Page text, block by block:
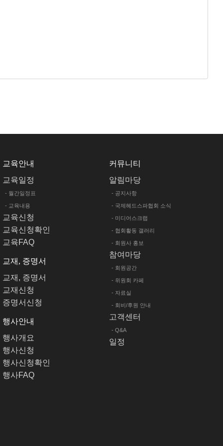
교육안내
교육일정
- 월간일정표
- 교육내용
교육신청
교육신청확인
교육FAQ
교재, 증명서
교재, 증명서
교재신청
증명서신청
행사안내
행사개요
행사신청
행사신청확인
행사FAQ
커뮤니티
알림마당
- 공지사항
- 국제헤드스파협회 소식
- 미디어스크랩
- 협회활동 갤러리
- 회원사 홍보
참여마당
- 회원공간
- 위원회 카페
- 자료실
- 회비/후원 안내
고객센터
- Q&A
일정